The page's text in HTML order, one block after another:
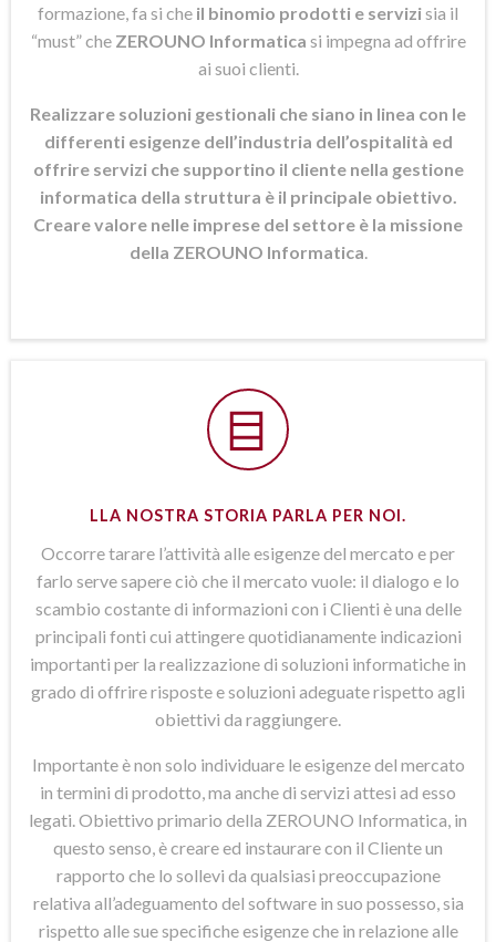
formazione, fa si che il binomio prodotti e servizisia il
“must” che ZEROUNO Informatica si impegna ad offrire
ai suoi clienti.
Realizzare soluzioni gestionali che siano in linea con le
differenti esigenze dell’industria dell’ospitalità ed
offrire servizi che supportino il cliente nella gestione
informatica della struttura è il principale obiettivo.
Creare valore nelle imprese del settore è la missione
della ZEROUNO Informatica
LLA NOSTRA STORIA PARLA PER NOI.
Occorre tarare l’attività alle esigenze del mercato e per
farlo serve sapere ciò che il mercato vuole: il dialogo e lo
scambio costante di informazioni con i Clienti è una delle
principali fonti cui attingere quotidianamente indicazioni
importanti per la realizzazione di soluzioni informatiche in
grado di offrire risposte e soluzioni adeguate rispetto agli
obiettivi da raggiungere.
Importante è non solo individuare le esigenze del mercato
in termini di prodotto, ma anche di servizi attesi ad esso
legati. Obiettivo primario della ZEROUNO Informatica, in
questo senso, è creare ed instaurare con il Cliente un
rapporto che lo sollevi da qualsiasi preoccupazione
relativa all’adeguamento del software in suo possesso, sia
rispetto alle sue specifiche esigenze che in relazione alle